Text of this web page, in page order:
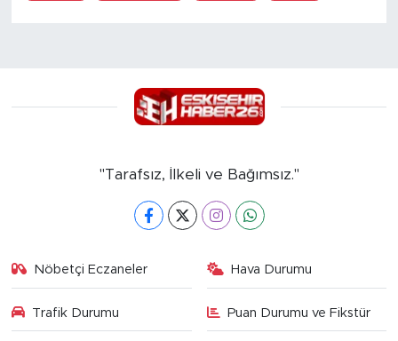
"Tarafsız, İlkeli ve Bağımsız."
Nöbetçi Eczaneler Hava Durumu
Trafik Durumu Puan Durumu ve Fikstür